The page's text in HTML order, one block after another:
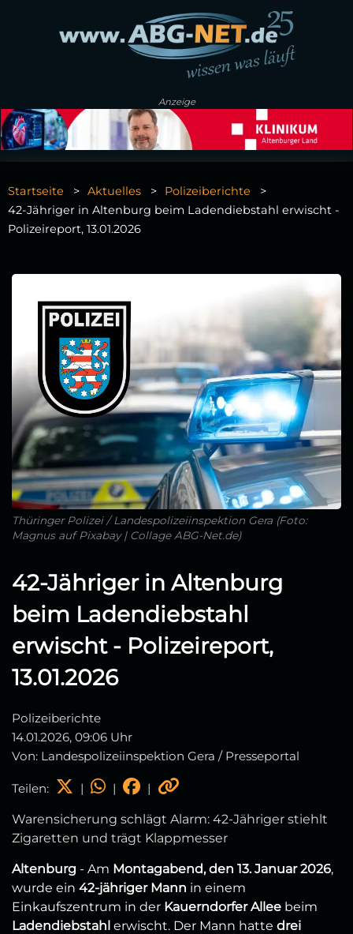
Anzeige
Startseite Aktuelles
Polizeiberichte
42-Jähriger in Altenburg beim Ladendiebstahl erwischt -
Polizeireport, 13.01.2026
Thüringer Polizei / Landespolizeiinspektion Gera (Foto:
Magnus auf Pixabay | Collage ABG-Net.de)
42-Jähriger in Altenburg
beim Ladendiebstahl
erwischt - Polizeireport,
13.01.2026
Polizeiberichte
14.01.2026, 09:06 Uhr
Von: Landespolizeiinspektion Gera / Presseportal
Teilen: | | |
Warensicherung schlägt Alarm: 42-Jähriger stiehlt
Zigaretten und trägt Klappmesser
Altenburg - Am Montagabend, den 13. Januar 2026,
wurde ein 42-jähriger Mann in einem
Einkaufszentrum in der Kauerndorfer Allee beim
Ladendiebstahl erwischt. Der Mann hatte drei